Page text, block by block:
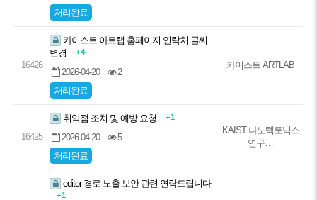
처리완료
16426
카이스트 아트랩 홈페이지 연락처 글씨
변경
+ 4
2026-04-20
2
처리완료
카이스트 ARTLAB
16425
취약점 조치 및 예방 요청 + 1
2026-04-20
5
처리완료
KAIST 나노텍토닉스
연구…
editor 경로 노출 보안 관련 연락드립니다
+ 1